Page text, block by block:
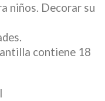
niños. Decorar su
contiene 18